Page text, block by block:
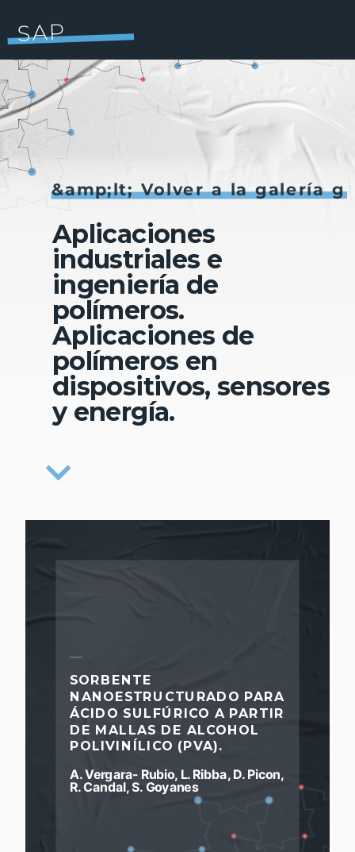
SAP
&amp;lt; Volver a la galería general
Aplicaciones
industriales e
ingeniería de
polímeros.
Aplicaciones de
polímeros en
dispositivos, sensores
y energía.
SORBENTE
NANOESTRUCTURADO PARA
ÁCIDO SULFÚRICO A PARTIR
DE MALLAS DE ALCOHOL
POLIVINÍLICO (PVA).
A. Vergara- Rubio, L. Ribba, D. Picon,
R. Candal, S. Goyanes